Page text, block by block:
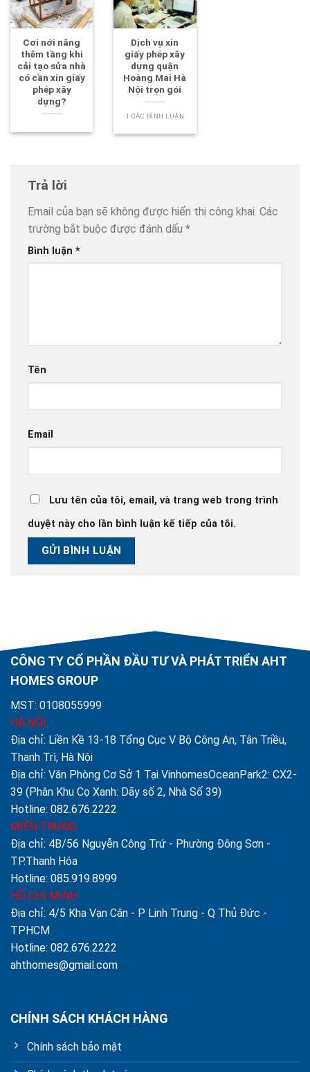
Cơi nới nâng
thêm tầng khi
cải tạo sửa nhà
có cần xin giấy
phép xây
dựng?
Dịch vụ xin
giấy phép xây
dựng quận
Hoàng Mai Hà
Nội trọn gói
1 CÁC BÌNH LUẬN
Trả lời
Email của bạn sẽ không được hiển thị công khai. Các
trường bắt buộc được đánh dấu *
Bình luận *
Tên
Email
Lưu tên của tôi, email, và trang web trong trình
duyệt này cho lần bình luận kế tiếp của tôi.
CÔNG TY CỔ PHẦN ĐẦU TƯ VÀ PHÁT TRIỂN AHT
HOMES GROUP
MST: 0108055999
HÀ NỘI
Địa chỉ: Liền Kề 13-18 Tổng Cục V Bộ Công An, Tân Triều,
Thanh Trì, Hà Nội
Địa chỉ: Văn Phòng Cơ Sở 1 Tại VinhomesOceanPark2: CX2-
39 (Phân Khu Cọ Xanh: Dãy số 2, Nhà Số 39)
Hotline: 082.676.2222
MIỀN TRUNG
Địa chỉ: 4B/56 Nguyễn Công Trứ - Phường Đông Sơn -
TP.Thanh Hóa
Hotline: 085.919.8999
HỒ CHÍ MINH
Địa chỉ: 4/5 Kha Vạn Cân - P Linh Trung - Q Thủ Đức -
TPHCM
Hotline: 082.676.2222
ahthomes@gmail.com
CHÍNH SÁCH KHÁCH HÀNG
Chính sách bảo mật